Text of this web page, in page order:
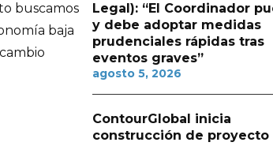
buscamos
baja
Legal): “El Coordinador
y debe adoptar medidas
prudenciales rápidas tras
eventos graves”
agosto 5, 2026
ContourGlobal inicia
construcción de proyecto